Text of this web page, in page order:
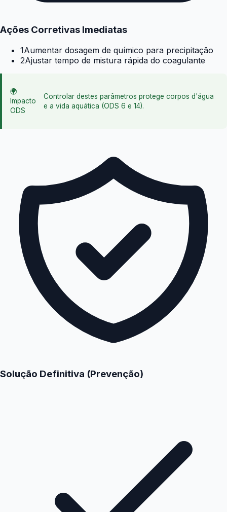
Ações Corretivas Imediatas
1Aumentar dosagem de químico para precipitação
2Ajustar tempo de mistura rápida do coagulante
🌍
Impacto
ODS
Controlar destes parâmetros protege corpos d'água
e a vida aquática (ODS 6 e 14).
Solução Definitiva (Prevenção)